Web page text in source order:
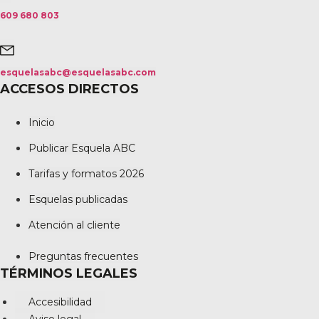
609 680 803
esquelasabc@esquelasabc.com
ACCESOS DIRECTOS
Inicio
Publicar Esquela ABC
Tarifas y formatos 2026
Esquelas publicadas
Atención al cliente
Preguntas frecuentes
TÉRMINOS LEGALES
Accesibilidad